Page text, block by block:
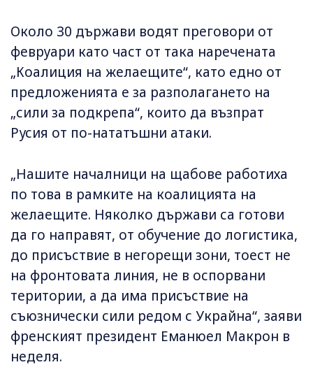
Около 30 държави водят преговори от
февруари като част от така наречената
„Коалиция на желаещите“, като едно от
предложенията е за разполагането на
„сили за подкрепа“, които да възпрат
Русия от по-нататъшни атаки.
„Нашите началници на щабове работиха
по това в рамките на коалицията на
желаещите. Няколко държави са готови
да го направят, от обучение до логистика,
до присъствие в негорещи зони, тоест не
на фронтовата линия, не в оспорвани
територии, а да има присъствие на
съюзнически сили редом с Украйна“, заяви
френският президент Еманюел Макрон в
неделя.